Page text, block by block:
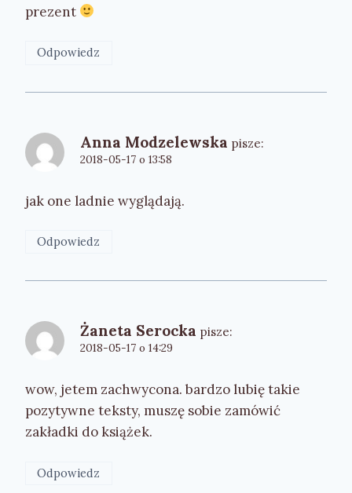
prezent
Odpowiedz
Anna Modzelewska pisze:
2018-05-17 o 13:58
jak one ladnie wyglądają.
Odpowiedz
Żaneta Serocka pisze:
2018-05-17 o 14:29
wow, jetem zachwycona. bardzo lubię takie
pozytywne teksty, muszę sobie zamówić
zakładki do książek.
Odpowiedz